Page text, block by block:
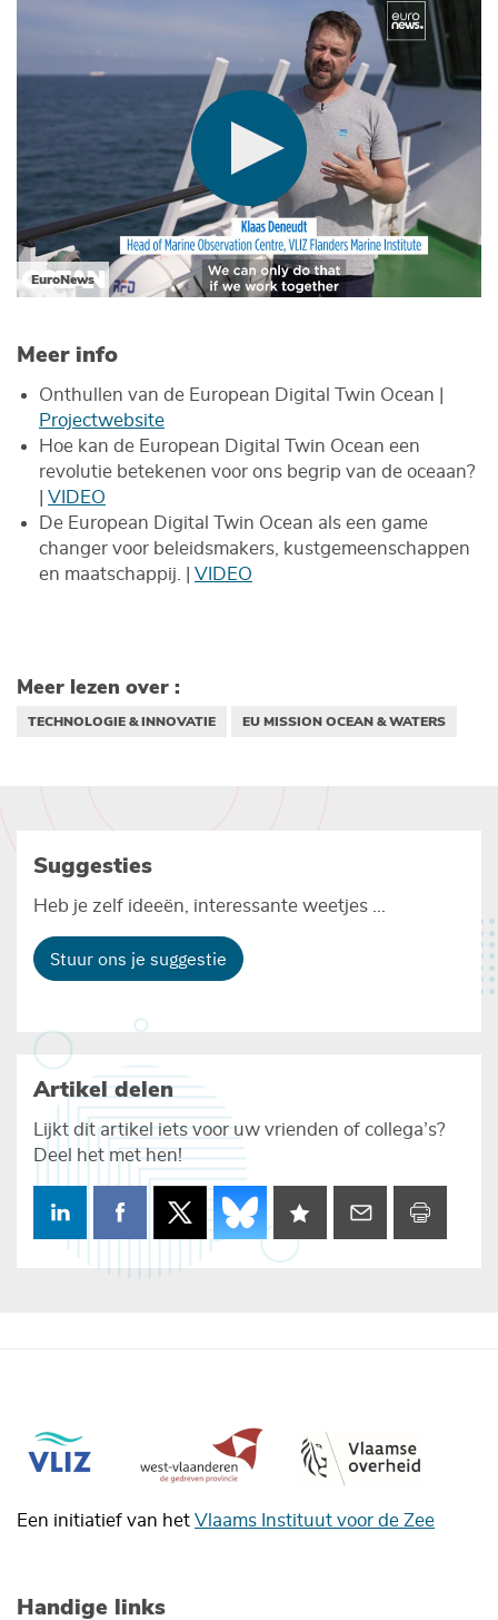
EuroNews
Meer info
Onthullen van de European Digital Twin Ocean |
Projectwebsite
Hoe kan de European Digital Twin Ocean een
revolutie betekenen voor ons begrip van de oceaan?
VIDEO
De European Digital Twin Ocean als een game
changer voor beleidsmakers, kustgemeenschappen
en maatschappij. | VIDEO
Meer lezen over :
TECHNOLOGIE & INNOVATIE EU MISSION OCEAN & WATERS
Suggesties
Heb je zelf ideeën, interessante weetjes ...
Stuur ons je suggestie
Artikel delen
Lijkt dit artikel iets voor uw vrienden of collega’s?
Deel het met hen!
Een initiatief van het Vlaams Instituut voor de Zee
Handige links